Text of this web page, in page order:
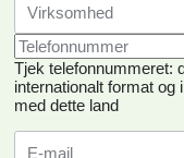
Tjek telefonnummeret:
internationalt format og
med dette land